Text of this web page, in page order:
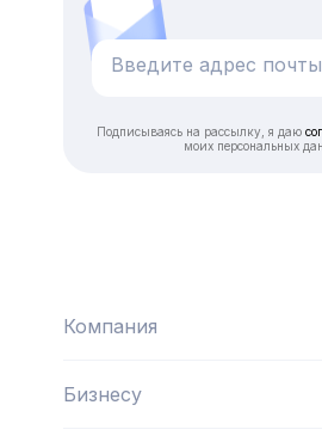
Подписываясь на рассылку, я даю
моих персональных
Компания
Бизнесу